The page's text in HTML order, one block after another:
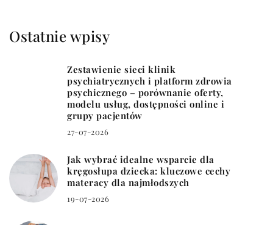
Ostatnie wpisy
Zestawienie sieci klinik
psychiatrycznych i platform zdrowia
psychicznego – porównanie oferty,
modelu usług, dostępności online i
grupy pacjentów
27-07-2026
Jak wybrać idealne wsparcie dla
kręgosłupa dziecka: kluczowe cechy
materacy dla najmłodszych
19-07-2026